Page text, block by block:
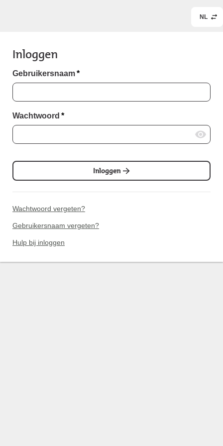
NL
Inloggen
Gebruikersnaam*
Wachtwoord *
Inloggen
Wachtwoord vergeten?
Gebruikersnaam vergeten?
Hulp bij inloggen